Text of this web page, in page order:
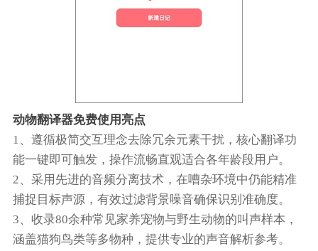
动物翻译器免费使用亮点
1、遵循极简交互理念去除冗余元素干扰，核心翻译功
能一键即可触发，操作流畅直观适合各年龄段用户。
2、采用先进的音频分离技术，在嘈杂环境中仍能精准
捕捉目标声源，有效过滤背景噪音确保识别准确度。
3、收录80余种常见家养宠物与野生动物的叫声样本，
涵盖猫狗鸟类等多物种，提供专业的声音解析参考。